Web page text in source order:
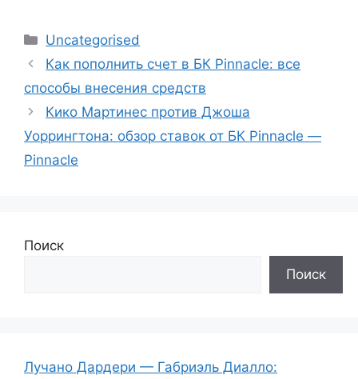
Рубрики
Uncategorised
Как пополнить счет в БК Pinnacle: все
способы внесения средств
Кико Мартинес против Джоша
Уоррингтона: обзор ставок от БК Pinnacle —
Pinnacle
Поиск
Поиск
Лучано Дардери — Габриэль Диалло: